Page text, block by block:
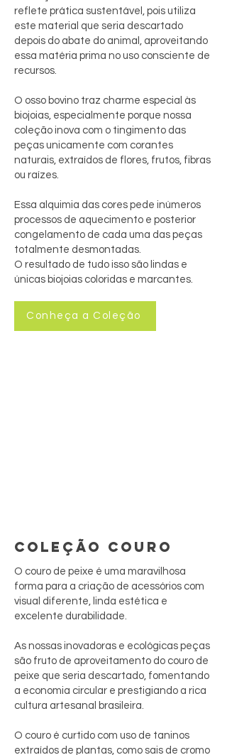
reflete prática sustentável, pois utiliza
este material que seria descartado
depois do abate do animal, aproveitando
essa matéria prima no uso consciente de
recursos.
O osso bovino traz charme especial às
biojoias, especialmente porque nossa
coleção inova com o tingimento das
peças unicamente com corantes
naturais, extraídos de flores, frutos, fibras
ou raízes.
Essa alquimia das cores pede inúmeros
processos de aquecimento e posterior
congelamento de cada uma das peças
totalmente desmontadas.
O resultado de tudo isso são lindas e
únicas biojoias coloridas e marcantes.
Conheça a Coleção
COLEÇÃO COURO
O couro de peixe é uma maravilhosa
forma para a criação de acessórios com
visual diferente, linda estética e
excelente durabilidade.
As nossas inovadoras e ecológicas peças
são fruto de aproveitamento do couro de
peixe que seria descartado, fomentando
a economia circular e prestigiando a rica
cultura artesanal brasileira.
O couro é curtido com uso de taninos
extraídos de plantas, como sais de cromo